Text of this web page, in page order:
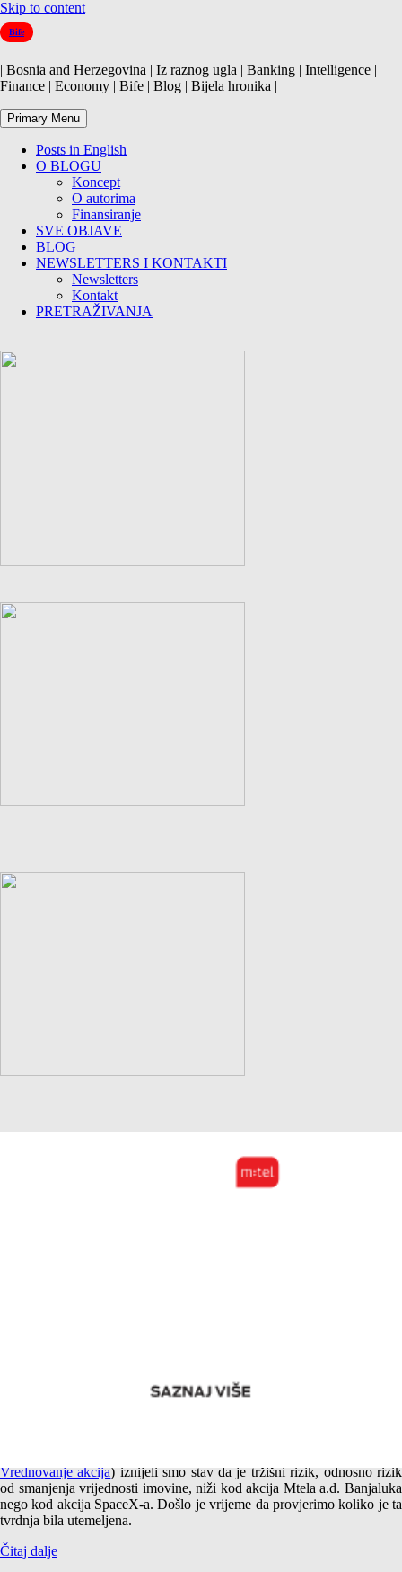
Skip to content
Bife
| Bosnia and Herzegovina | Iz raznog ugla | Banking | Intelligence |
Finance | Economy | Bife | Blog | Bijela hronika |
Primary Menu
Posts in English
O BLOGU
Koncept
O autorima
Finansiranje
SVE OBJAVE
BLOG
NEWSLETTERS I KONTAKTI
Newsletters
Kontakt
PRETRAŽIVANJA
Empirijska potvrda različitog tržišnog rizika akcija Mtela a.d.
Vrednovanje akcija) iznijeli smo stav da je tržišni rizik, odnosno rizik
od smanjenja vrijednosti imovine, niži kod akcija Mtela a.d. Banjaluka
nego kod akcija SpaceX-a. Došlo je vrijeme da provjerimo koliko je ta
tvrdnja bila utemeljena.
Čitaj dalje